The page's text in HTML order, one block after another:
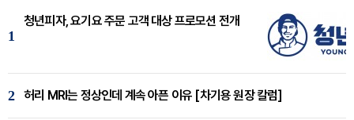
1
청년피자, 요기요 주문 고객 대상 프로모션 전개
2 허리 MRI는 정상인데 계속 아픈 이유 [차기용 원장 칼럼]